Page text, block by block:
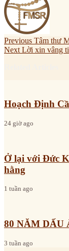
Previous Tâm thư
Next Lời xin vâng
Hoạch Định
24 giờ ago
Ở lại với Đức
hằng
1 tuần ago
80 NĂM DẤU
3 tuần ago